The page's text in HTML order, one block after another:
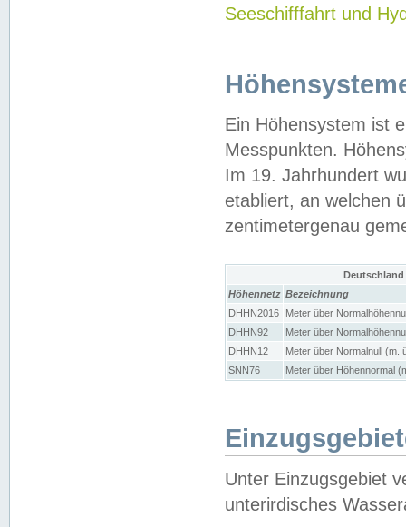
Seeschifffahrt und
Ein Höhensystem ist
Messpunkten.
Im 19. Jahrhundert
etabliert, an welchen
zentimetergenau
Höhennetz Bezeichnung
DHHN2016
Meter über
DHHN92
Meter über
DHHN12
Meter über Normalnull (m.
SNN76
Meter über Höhennormal
Unter Einzugsgebiet
unterirdisches